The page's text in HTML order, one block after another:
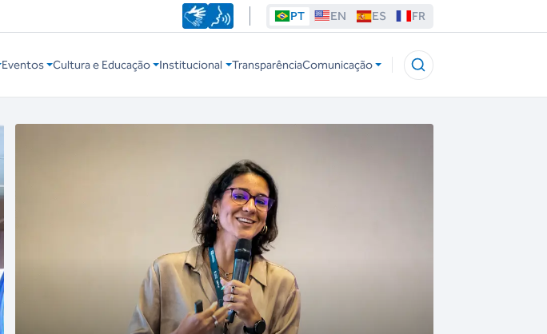
PT EN ES FR
Eventos Cultura e Educação Institucional TransparênciaComunicação